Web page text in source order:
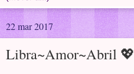
22 mar 2017
Libra~Amor~Abril 💖